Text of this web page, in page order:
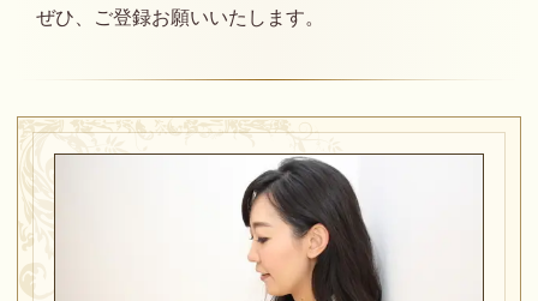
ぜひ、ご登録お願いいたします。